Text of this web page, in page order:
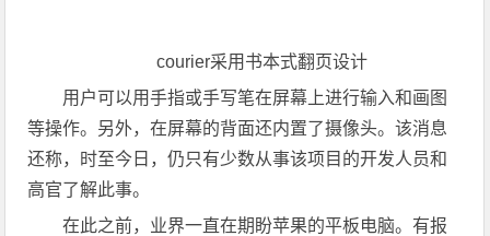
courier采用书本式翻页设计
用户可以用手指或手写笔在屏幕上进行输入和画图
等操作。另外，在屏幕的背面还内置了摄像头。该消息
还称，时至今日，仍只有少数从事该项目的开发人员和
高官了解此事。
在此之前，业界一直在期盼苹果的平板电脑。有报